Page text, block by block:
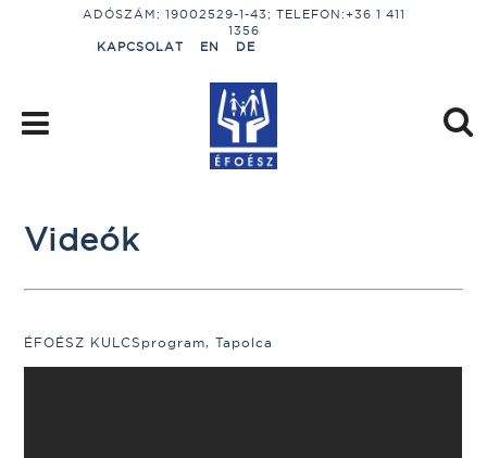
ADÓSZÁM: 19002529-1-43; TELEFON:+36 1 411
1356
KAPCSOLAT
EN DE
Videók
ÉFOÉSZ KULCSprogram, Tapolca